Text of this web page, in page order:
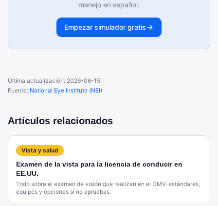
manejo en español.
Empezar simulador gratis
Última actualización: 2026-06-15
Fuente: National Eye Institute (NEI)
Artículos relacionados
Vista y salud
Examen de la vista para la licencia de conducir en
EE.UU.
Todo sobre el examen de visión que realizan en el DMV: estándares,
equipos y opciones si no apruebas.